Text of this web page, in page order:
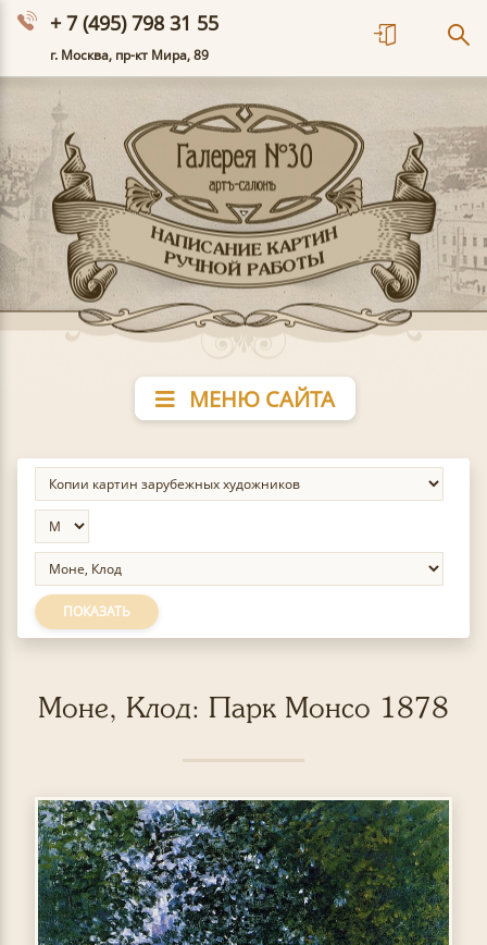
+ 7 (495) 798 31 55
г. Москва, пр-кт Мира, 89
МЕНЮ САЙТА
ПОКАЗАТЬ
Моне, Клод: Парк Монсо 1878